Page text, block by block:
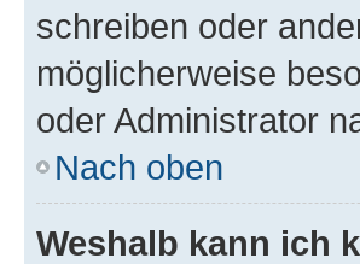
schreiben oder
möglicherweise
oder Administrator
Nach oben
Weshalb kann ich